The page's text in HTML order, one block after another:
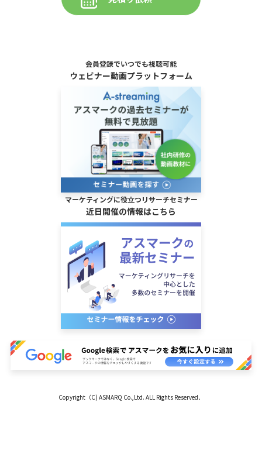
会員登録でいつでも視聴可能
ウェビナー動画プラットフォーム
マーケティングに役立つリサーチセミナー
近日開催の情報はこちら
Copyright（C) ASMARQ Co.,Ltd. ALL Rights Reserved．